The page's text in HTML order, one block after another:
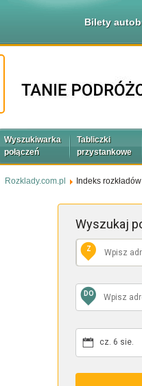
Bilety
Wyszukiwarka
połączeń
Tabliczki
przystankowe
Rozklady.com.pl Indeks
Wyszukaj
Z
DO
cz. 6 sie.